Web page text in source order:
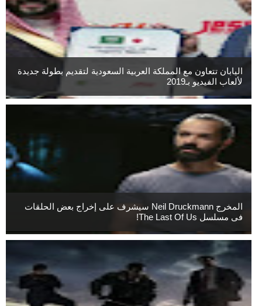
اليابان تتعاون مع المملكة العربية السعودية لتقديم بطولة جديدة
لألعاب الفيديو بـ2019
المخرج Neil Druckmann سيشرف على إخراج بعض الحلقات
فى مسلسل The Last Of Us!